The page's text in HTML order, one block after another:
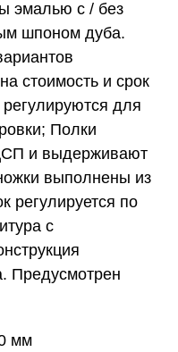
эмалью с / без
шпоном дуба.
стоимость и срок
для
Полки
и выдерживают
выполнены из
регулируется по
с
Предусмотрен
мм